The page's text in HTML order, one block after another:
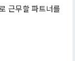
근무할 파트너를